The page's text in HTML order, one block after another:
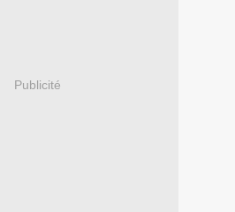
Publicité